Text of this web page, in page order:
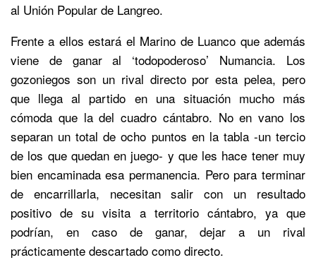
al Unión Popular de Langreo.
Frente a ellos estará el Marino de Luanco que además
viene de ganar al ‘todopoderoso’ Numancia. Los
gozoniegos son un rival directo por esta pelea, pero
que llega al partido en una situación mucho más
cómoda que la del cuadro cántabro. No en vano los
separan un total de ocho puntos en la tabla -un tercio
de los que quedan en juego- y que les hace tener muy
bien encaminada esa permanencia. Pero para terminar
de encarrillarla, necesitan salir con un resultado
positivo de su visita a territorio cántabro, ya que
podrían, en caso de ganar, dejar a un rival
prácticamente descartado como directo.